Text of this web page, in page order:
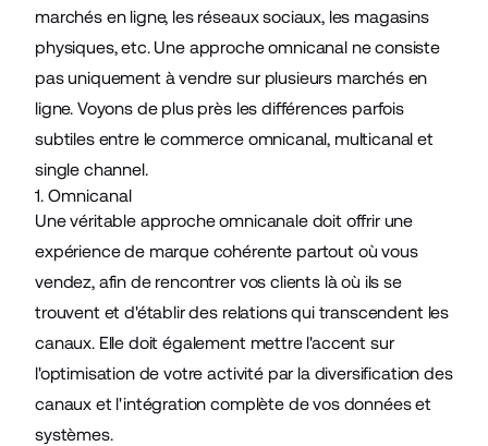
marchés en ligne, les réseaux sociaux, les magasins
physiques, etc. Une approche omnicanal ne consiste
pas uniquement à vendre sur plusieurs marchés en
ligne. Voyons de plus près les différences parfois
subtiles entre le commerce omnicanal, multicanal et
single channel.
1. Omnicanal
Une véritable approche omnicanale doit offrir une
expérience de marque cohérente partout où vous
vendez, afin de rencontrer vos clients là où ils se
trouvent et d'établir des relations qui transcendent les
canaux. Elle doit également mettre l'accent sur
l'optimisation de votre activité par la diversification des
canaux et l'intégration complète de vos données et
systèmes.